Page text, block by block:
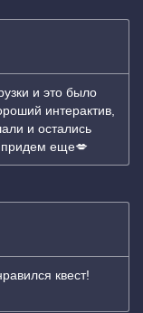
и это было
интерактив,
и остались
еще💋
квест!